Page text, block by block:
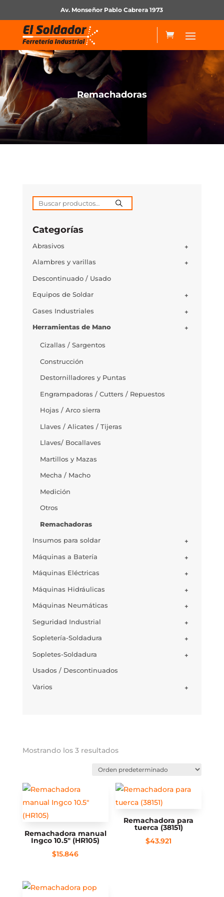
Av. Monseñor Pablo Cabrera 1973
Remachadoras
Buscar
Categorías
+
Abrasivos
+
Alambres y varillas
Descontinuado / Usado
+
Equipos de Soldar
+
Gases Industriales
+
Herramientas de Mano
Cizallas / Sargentos
Construcción
Destornilladores y Puntas
Engrampadoras / Cutters / Repuestos
Hojas / Arco sierra
Llaves / Alicates / Tijeras
Llaves/ Bocallaves
Martillos y Mazas
Mecha / Macho
Medición
Otros
Remachadoras
+
Insumos para soldar
+
Máquinas a Batería
+
Máquinas Eléctricas
+
Máquinas Hidráulicas
+
Máquinas Neumáticas
+
Seguridad Industrial
+
Sopletería-Soldadura
+
Sopletes-Soldadura
Usados / Descontinuados
+
Varios
Mostrando los 3 resultados
Remachadora manual
Ingco 10.5″ (HR105)
$15.846
Remachadora para
tuerca (38151)
$43.921